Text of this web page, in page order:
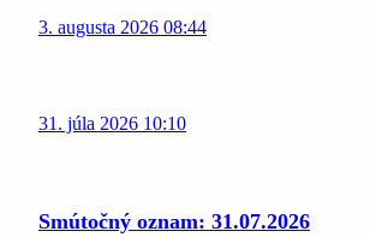
3. augusta 2026 08:44
31. júla 2026 10:10
Smútočný oznam: 31.07.2026